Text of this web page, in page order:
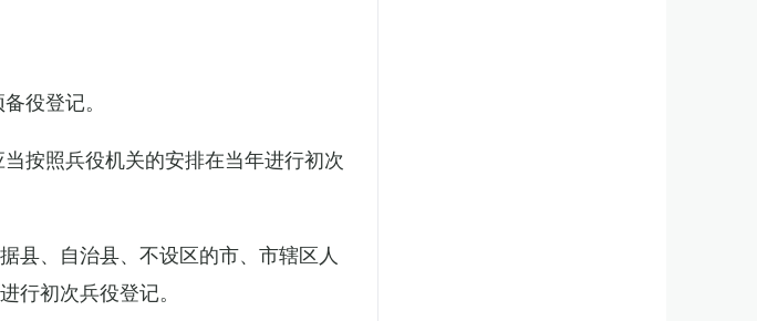
役登记。
按照兵役机关的安排在当年进行初次
县、自治县、不设区的市、市辖区人
行初次兵役登记。